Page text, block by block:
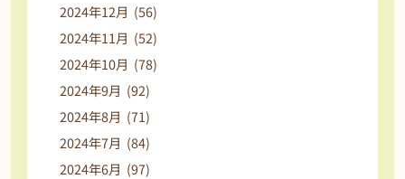
2024年12月 (56)
2024年11月 (52)
2024年10月 (78)
2024年9月 (92)
2024年8月 (71)
2024年7月 (84)
2024年6月 (97)